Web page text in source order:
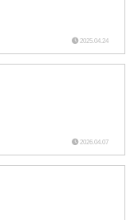
2025.04.24
2026.04.07